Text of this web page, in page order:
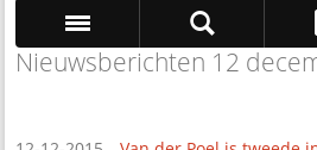
Nieuwsberichten 12